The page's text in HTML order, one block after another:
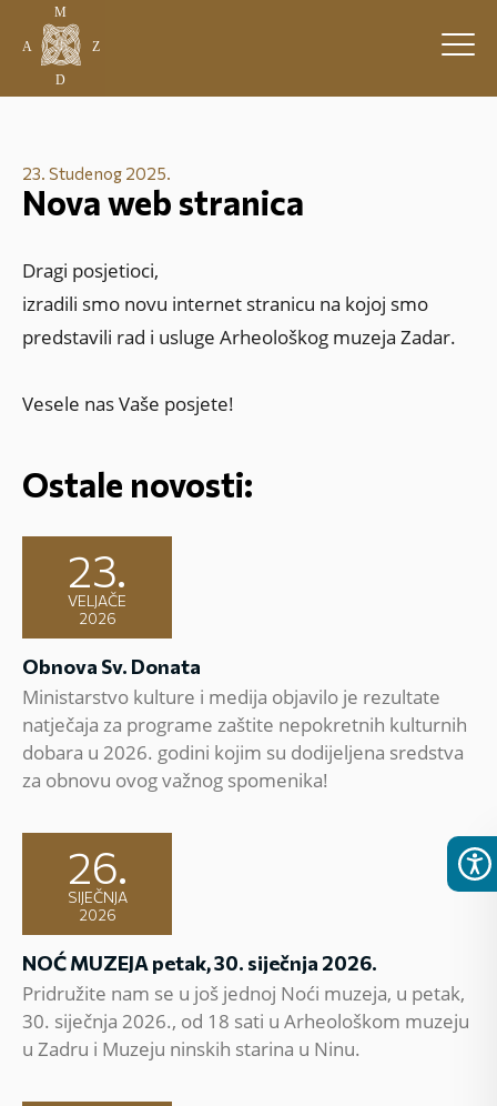
23. Studenog 2025.
Nova web stranica
Dragi posjetioci,
izradili smo novu internet stranicu na kojoj smo
predstavili rad i usluge Arheološkog muzeja Zadar.
Vesele nas Vaše posjete!
Ostale novosti:
23.
VELJAČE
2026
Obnova Sv. Donata
Ministarstvo kulture i medija objavilo je rezultate
natječaja za programe zaštite nepokretnih kulturnih
dobara u 2026. godini kojim su dodijeljena sredstva
za obnovu ovog važnog spomenika!
26.
SIJEČNJA
2026
NOĆ MUZEJA petak, 30. siječnja 2026.
Pridružite nam se u još jednoj Noći muzeja, u petak,
30. siječnja 2026., od 18 sati u Arheološkom muzeju
u Zadru i Muzeju ninskih starina u Ninu.